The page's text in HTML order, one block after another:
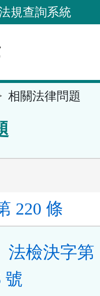
規查詢系統
相關法律問題
220 條
法檢決字第
號